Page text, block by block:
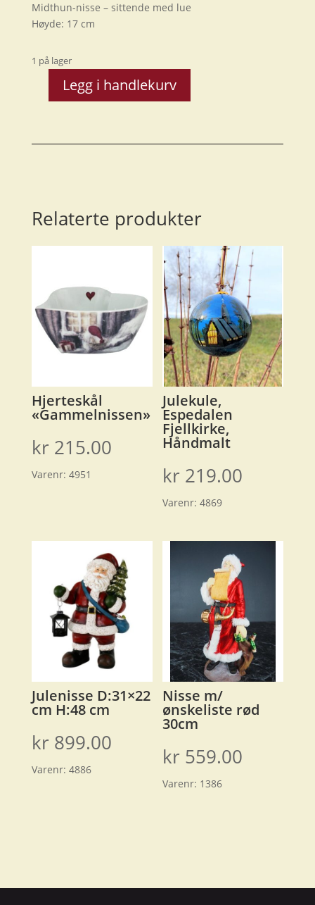
Midthun-nisse – sittende med lue
Høyde: 17 cm
1 på lager
Midthun-
med
Legg i handlekurv
Relaterte produkter
Hjerteskål
«Gammelnissen»
kr 215.00
Varenr: 4951
Julekule,
Espedalen
Fjellkirke,
Håndmalt
kr 219.00
Varenr:4869
Julenisse D:31×22
cm H:48 cm
kr 899.00
Varenr: 4886
Nisse m/
ønskeliste rød
30cm
kr 559.00
Varenr: 1386